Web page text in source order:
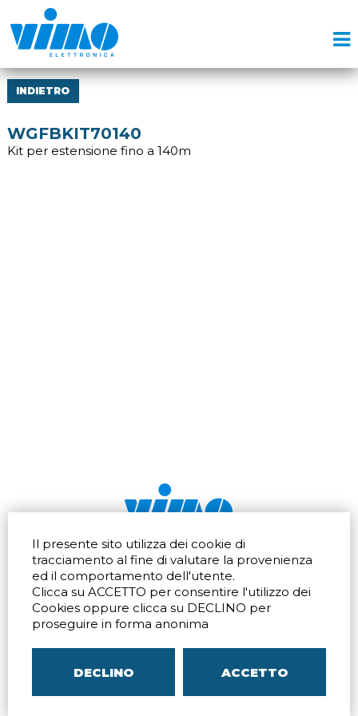
Il presente sito utilizza dei cookie di
tracciamento al fine di valutare la provenienza
ed il comportamento dell'utente.
Clicca su ACCETTO per consentire l'utilizzo dei
Cookies oppure clicca su DECLINO per
proseguire in forma anonima
DECLINO ACCETTO
INDIETRO
WGFBKIT70140
Kit per estensione fino a 140m
Via dell'artigianato 32Q
20865 Usmate Velate (MB)
Indicazioni Stradali
Tel. +39 039 672520
Fax +39 039 672568
Email
Via Pontina 583
Roma (RM) 00128
Tel.+39 06 80079273
Indicazioni Stradali
Via San Crispino 64
Padova (PD) 35129
P.IVA00804240968 05096770150– C.C.I.A.A. di